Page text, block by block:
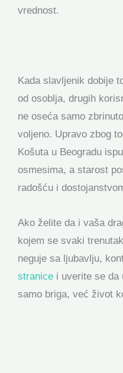
vrednost.
Kada slavljenik dobije
od osoblja, drugih
ne oseća samo
voljeno. Upravo zbog
Košuta u Beogradu
osmesima, a starost
radošću i
Ako želite da i vaša
kojem se svaki
neguje sa ljubavlju,
stranice i uverite se da
samo briga, već život